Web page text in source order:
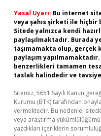
Yasal Uyarı: Bu internet
veya şahıs şirketi ile hiçbir
Sitede yalnızca kendi
paylaşılmaktadır. Burada
taşımamakta olup, gerçek
paylaşım
benzerlikleri tamamen
taslak halindedir ve
Sitemiz, 5651 Sayılı Kanun
Kurumu (BTK) tarafından
vermektedir. Bu nedenle,
veya araştırma
yazdıkları içeriklerin